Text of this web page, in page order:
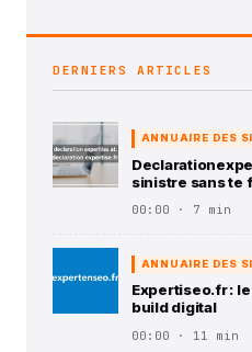
DERNIERS ARTICLES
ANNUAIRE DES
sinistre sans te
00:00 · 7 min
ANNUAIRE DES
Expertiseo.fr :
build digital
00:00 · 11 min